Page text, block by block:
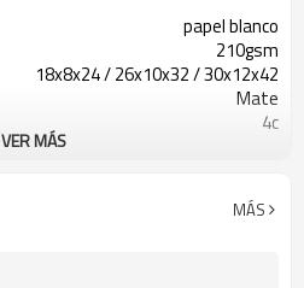
papel blanco
210gsm
18x8x24 / 26x10x32 / 30x12x42
Mate
4c
VER MÁS
MÁS